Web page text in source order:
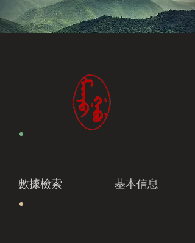
數據檢索 基本信息